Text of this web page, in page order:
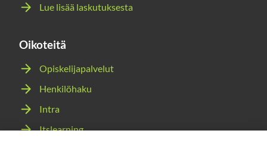
Lue lisää laskutuksesta
Oikoteitä
Opiskelijapalvelut
Henkilöhaku
Intra
Itslearning